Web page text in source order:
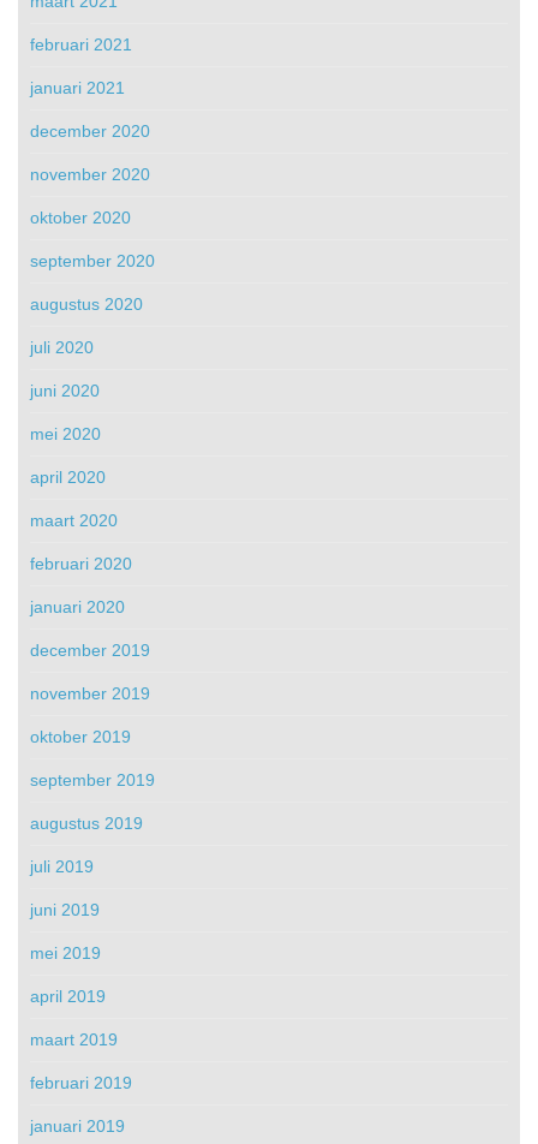
februari 2021
januari 2021
december 2020
november 2020
oktober 2020
september 2020
augustus 2020
juli 2020
juni 2020
mei 2020
april 2020
maart 2020
februari 2020
januari 2020
december 2019
november 2019
oktober 2019
september 2019
augustus 2019
juli 2019
juni 2019
mei 2019
april 2019
maart 2019
februari 2019
januari 2019